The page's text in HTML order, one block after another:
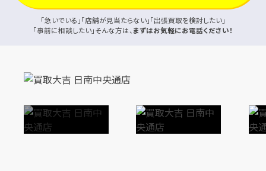
「急いでいる」「店舗が見当たらない」「出張買取を検討したい」
「事前に相談したい」そんな方は、 まずはお気軽にお電話ください！